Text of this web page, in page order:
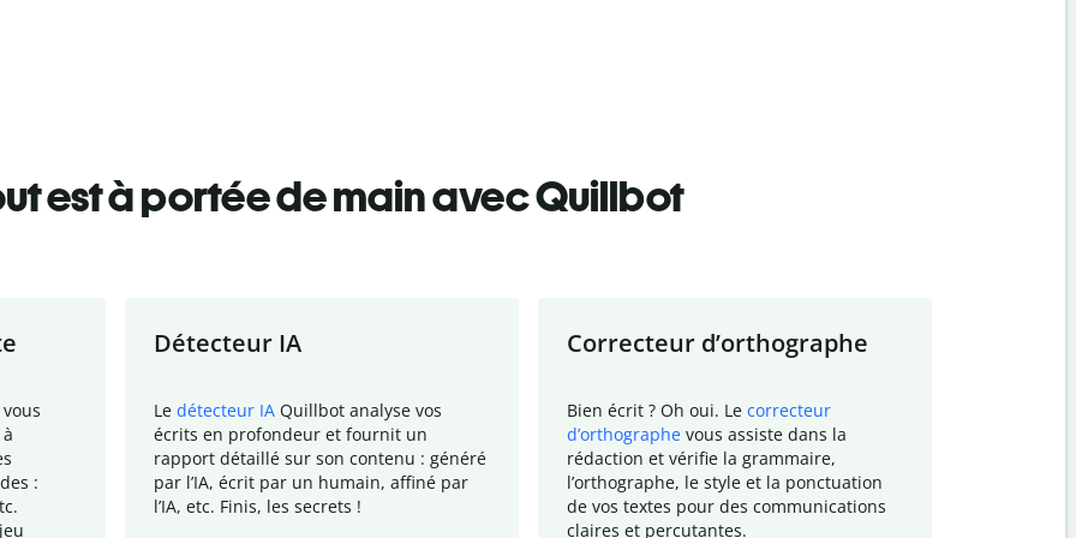
est à portée de main avec Quillbot
:
Détecteur IA
Le détecteur IA Quillbot analyse vos
écrits en profondeur et fournit un
rapport détaillé sur son contenu : généré
par l’IA, écrit par un humain, affiné par
l’IA, etc. Finis, les secrets !
Correcteur d’orthographe
Bien écrit ? Oh oui. Le correcteur
d’orthographe vous assiste dans la
rédaction et vérifie la grammaire,
l’orthographe, le style et la ponctuation
de vos textes pour des communications
claires et percutantes.